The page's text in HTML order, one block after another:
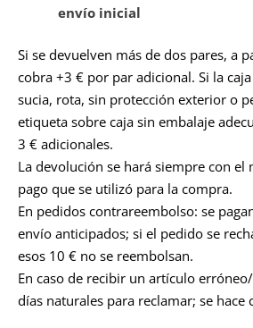
envío inicial
Si se devuelven más de dos pares, a
cobra +3 € por par adicional. Si la
sucia, rota, sin protección exterior o
etiqueta sobre caja sin embalaje
3 € adicionales.
La devolución se hará siempre con el
pago que se utilizó para la compra.
En pedidos contrareembolso: se
envío anticipados; si el pedido se
esos 10 € no se reembolsan.
En caso de recibir un artículo
días naturales para reclamar; se hace